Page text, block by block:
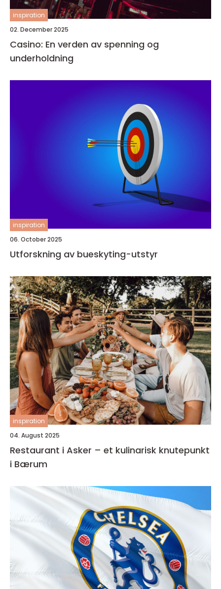
inspiration
02. December 2025
Casino: En verden av spenning og
underholdning
inspiration
06. October 2025
Utforskning av bueskyting-utstyr
inspiration
04. August 2025
Restaurant i Asker – et kulinarisk knutepunkt
i Bærum